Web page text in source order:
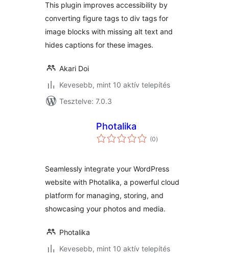
This plugin improves accessibility by
converting figure tags to div tags for
image blocks with missing alt text and
hides captions for these images.
Akari Doi
Kevesebb, mint 10 aktív telepítés
Tesztelve: 7.0.3
Photalika
(0értékelés
összesen
)
Seamlessly integrate your WordPress
website with Photalika, a powerful cloud
platform for managing, storing, and
showcasing your photos and media.
Photalika
Kevesebb, mint 10 aktív telepítés